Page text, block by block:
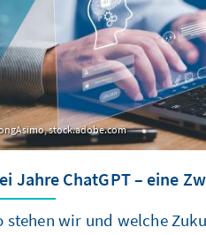
stock.adobe.com
Jahre ChatGPT – eine
stehen wir und welche